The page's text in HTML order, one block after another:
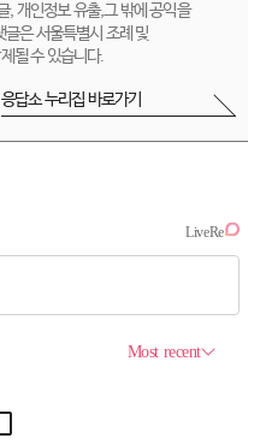
, 개인정보 유출,그 밖에 공익을
은 서울특별시 조례 및
될 수 있습니다.
응답소 누리집 바로가기